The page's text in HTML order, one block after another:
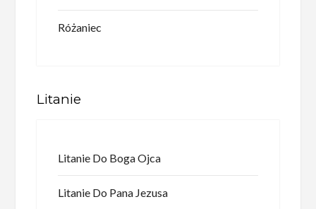
Różaniec
Litanie
Litanie Do Boga Ojca
Litanie Do Pana Jezusa